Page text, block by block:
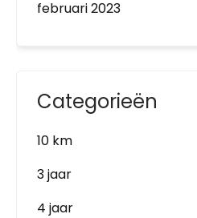
februari 2023
Categorieën
10 km
3 jaar
4 jaar